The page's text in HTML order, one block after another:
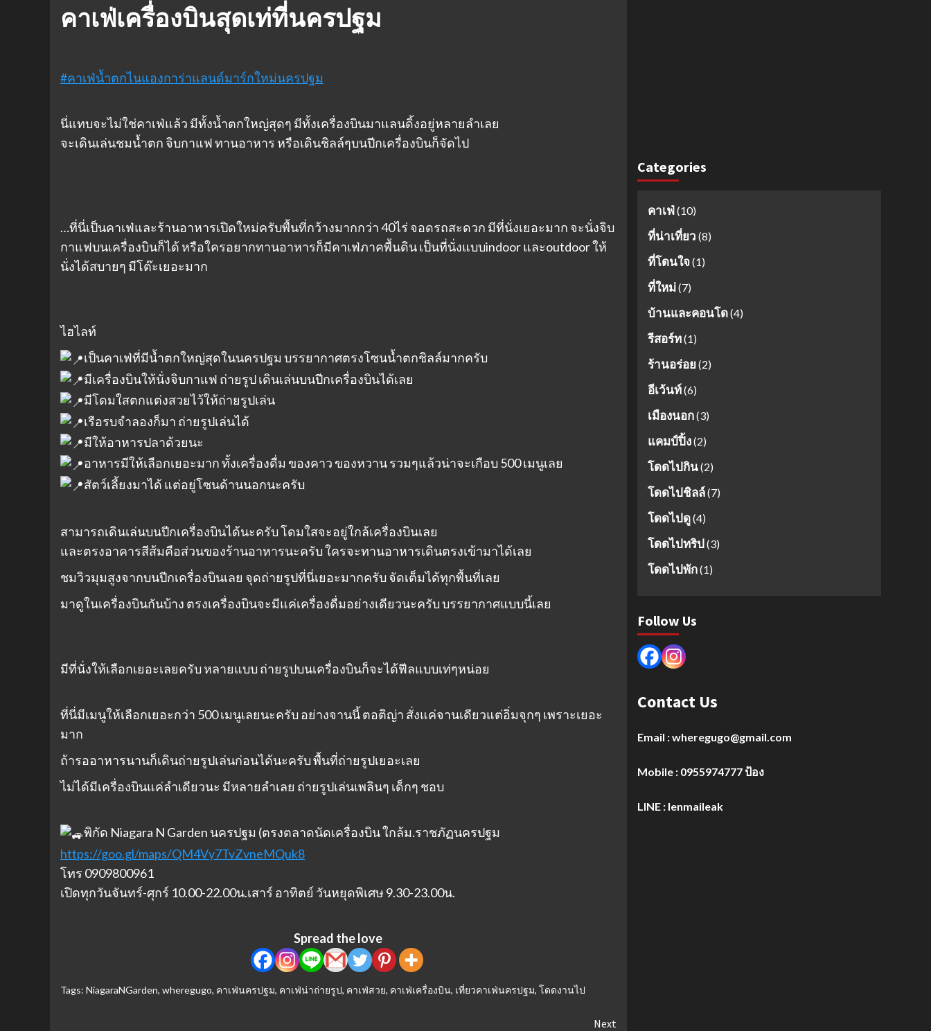
คาเฟ่เครื่องบินสุดเท่ที่นครปฐม
#คาเฟ่น้ำตกไนแองการ่าแลนด์มาร์กใหม่นครปฐม
นี่แทบจะไม่ใช่คาเฟ่แล้ว มีทั้งน้ำตกใหญ่สุดๆ มีทั้งเครื่องบินมาแลนดิ้งอยู่หลายลำเลย
จะเดินเล่นชมน้ำตก จิบกาแฟ ทานอาหาร หรือเดินชิลล์ๆบนปีกเครื่องบินก็จัดไป
…ที่นี่เป็นคาเฟ่และร้านอาหารเปิดใหม่ครับพื้นที่กว้างมากกว่า 40ไร่ จอดรถสะดวก มีที่นั่งเยอะมาก จะนั่งจิบ
กาแฟบนเครื่องบินก็ได้ หรือใครอยากทานอาหารก็มีคาเฟ่ภาคพื้นดิน เป็นที่นั่งแบบindoor และoutdoor ให้
นั่งได้สบายๆ มีโต๊ะเยอะมาก
ไฮไลท์
เป็นคาเฟ่ที่มีน้ำตกใหญ่สุดในนครปฐม บรรยากาศตรงโซนน้ำตกชิลล์มากครับ
มีเครื่องบินให้นั่งจิบกาแฟ ถ่ายรูป เดินเล่นบนปีกเครื่องบินได้เลย
มีโดมใสตกแต่งสวยไว้ให้ถ่ายรูปเล่น
เรือรบจำลองก็มา ถ่ายรูปเล่นได้
มีให้อาหารปลาด้วยนะ
อาหารมีให้เลือกเยอะมาก ทั้งเครื่องดื่ม ของคาว ของหวาน รวมๆแล้วน่าจะเกือบ 500 เมนูเลย
สัตว์เลี้ยงมาได้ แต่อยู่โซนด้านนอกนะครับ
สามารถเดินเล่นบนปีกเครื่องบินได้นะครับ โดมใสจะอยู่ใกล้เครื่องบินเลย
และตรงอาคารสีส้มคือส่วนของร้านอาหารนะครับ ใครจะทานอาหารเดินตรงเข้ามาได้เลย
ชมวิวมุมสูงจากบนปีกเครื่องบินเลย จุดถ่ายรูปที่นี่เยอะมากครับ จัดเต็มได้ทุกพื้นที่เลย
มาดูในเครื่องบินกันบ้าง ตรงเครื่องบินจะมีแค่เครื่องดื่มอย่างเดียวนะครับ บรรยากาศแบบนี้เลย
มีที่นั่งให้เลือกเยอะเลยครับ หลายแบบ ถ่ายรูปบนเครื่องบินก็จะได้ฟีลแบบเท่ๆหน่อย
ที่นี่มีเมนูให้เลือกเยอะกว่า 500 เมนูเลยนะครับ อย่างจานนี้ ตอติญ่า สั่งแค่จานเดียวแต่อิ่มจุกๆ เพราะเยอะ
มาก
ถ้ารออาหารนานก็เดินถ่ายรูปเล่นก่อนได้นะครับ พื้นที่ถ่ายรูปเยอะเลย
ไม่ได้มีเครื่องบินแค่ลำเดียวนะ มีหลายลำเลย ถ่ายรูปเล่นเพลินๆ เด็กๆ ชอบ
พิกัด Niagara N Garden นครปฐม (ตรงตลาดนัดเครื่องบิน ใกล้ม.ราชภัฏนครปฐม
https://goo.gl/maps/QM4Vy7TvZvneMQuk8
โทร 0909800961
เปิดทุกวันจันทร์-ศุกร์ 10.00-22.00น.เสาร์ อาทิตย์ วันหยุดพิเศษ 9.30-23.00น.
Spread the love
Tags: NiagaraNGarden, wheregugo, คาเฟ่นครปฐม, คาเฟ่น่าถ่ายรูป, คาเฟ่สวย, คาเฟ่เครื่องบิน, เที่ยวคาเฟ่นครปฐม, โดดงานไป
Next
Categories
คาเฟ่ (10)
ที่น่าเที่ยว (8)
ที่โดนใจ(1)
ที่ใหม่(7)
บ้านและคอนโด(4)
รีสอร์ท(1)
ร้านอร่อย(2)
อีเว้นท์(6)
เมืองนอก(3)
แคมป์ปิ้ง(2)
โดดไปกิน(2)
โดดไปชิลล์(7)
โดดไปดู(4)
โดดไปทริป(3)
โดดไปพัก(1)
Follow Us
Contact Us
Email : wheregugo@gmail.com
Mobile : 0955974777 ป้อง
LINE : lenmaileak